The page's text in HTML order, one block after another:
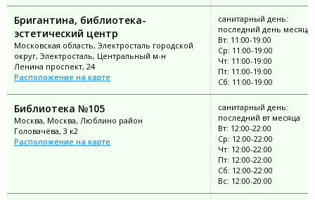
Бригантина, библиотека-
эстетический центр
Московская область, Электросталь городской
округ, Электросталь, Центральный м-н
Ленина проспект, 24
Расположение на карте
санитарный день:
последний день месяца
Вт: 11:00-19:00
Ср: 11:00-19:00
Чт: 11:00-19:00
Пт: 11:00-19:00
Сб: 11:00-19:00
Библиотека №105
Москва, Москва, Люблино район
Головачёва, 3 к2
Расположение на карте
санитарный день:
последний вт месяца
Вт: 12:00-22:00
Ср: 12:00-22:00
Чт: 12:00-22:00
Пт: 12:00-22:00
Сб: 12:00-22:00
Вс: 12:00-20:00